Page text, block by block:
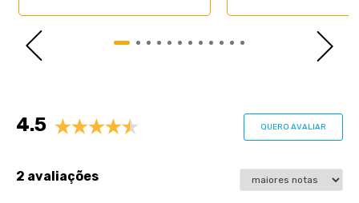
- Altura da base: 27cm;
- Altura dos pés: 12cm;
- Revestimento: Sintético;
- Garantia: 3 meses;
4.5 QUERO AVALIAR
2 avaliações